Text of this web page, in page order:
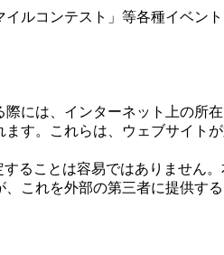
ルコンテスト」等各種イベン
には、インターネット上の所
す。これらは、ウェブサイト
ることは容易ではありません
これを外部の第三者に提供する